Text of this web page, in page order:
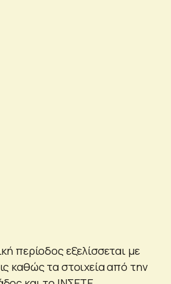
περίοδος εξελίσσεται με
καθώς τα στοιχεία από την